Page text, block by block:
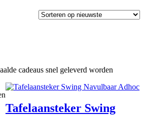
cadeaus snel geleverd worden
Adhoc
Tafelaansteker Swing